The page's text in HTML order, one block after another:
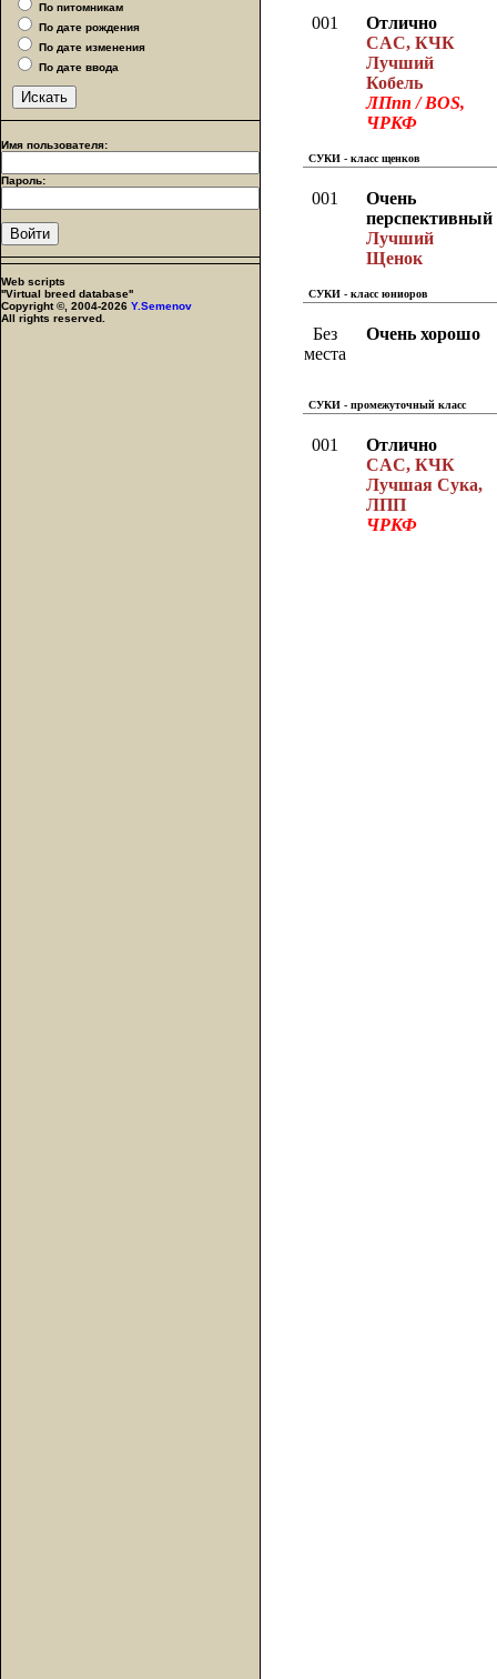
По питомникам
По дате рождения
По дате изменения
По дате ввода
Имя пользователя:
Пароль:
Web scripts
''Virtual breed database''
Copyright ©, 2004-2026 Y.Semenov
All rights reserved.
001
Отлично
CAC, КЧК
Лучший
Кобель
ЛПпп / BOS,
ЧРКФ
СУКИ - класс щенков
001
Очень
перспективный
Лучший
Щенок
СУКИ - класс юниоров
Без
места
Очень хорошо
СУКИ - промежуточный класс
001
Отлично
CAC, КЧК
Лучшая Сука,
ЛПП
ЧРКФ